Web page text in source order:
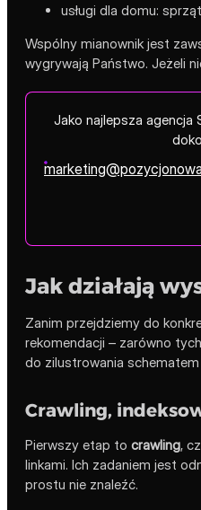
usługi dla domu:
Wspólny mianownik jest
wygrywają Państwo. Jeżeli
Jako najlepsza agencja
Jak działają
Zanim przejdziemy do
rekomendacji – zarówno
do zilustrowania
Crawling,
Pierwszy etap to crawling,
linkami. Ich zadaniem jest
prostu nie znaleźć.